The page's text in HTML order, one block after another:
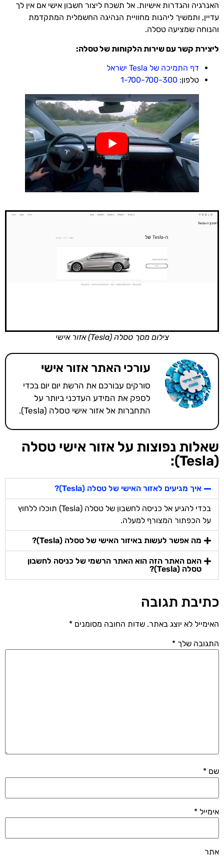
האנרגיה והגדרות אישיות. אל תשכח ליצור חשבון אישי אם אין לך
עדיין, ותמשיך ליהנות מחוויית הנהיגה החשמלית המתקדמת
והנוחה שמציעה טסלה.
ליצירת קשר עם שירות הלקוחות של טסלה:
דף התמיכה של Tesla ישראל
טלפון: 1-700-700-300
צילום מסך טסלה (Tesla) אזור אישי
עורכי האתר אזור אישי
סורקים עבורכם את הרשת יום יום בכדי
לספק את המידע העדכני ביותר על
התחברות אל אזור אישי טסלה (Tesla).
שאלות נפוצות על אזור אישי טסלה
(Tesla):
איך מגיעים לאזור האישי של טסלה (Tesla)?
בכדי להגיע אל כניסה לחשבון של טסלה (Tesla) תוכלו ללחוץ
על הכפתור המצורף למעלה.
מה אפשר לעשות באיזור האישי של טסלה (Tesla)?
האם האתר הזה הוא האתר הרשמי של כניסה לחשבון
טסלה (Tesla)?
כתיבת תגובה
האימייל לא יוצג באתר. שדות החובה מסומנים *
התגובה שלך *
שם *
אימייל *
אתר